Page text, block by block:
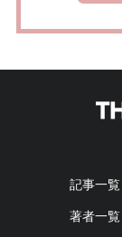
記事一覧
著者一覧